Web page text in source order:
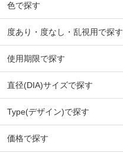
色で探す
度あり・度なし・乱視用で探す
使用期限で探す
直径(DIA)サイズで探す
Type(デザイン)で探す
価格で探す